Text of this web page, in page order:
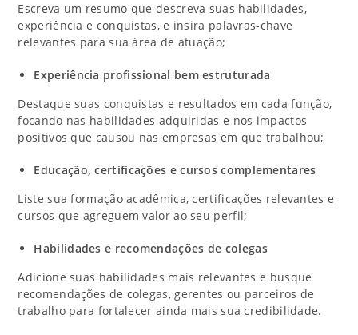
Escreva um resumo que descreva suas habilidades,
experiência e conquistas, e insira palavras-chave
relevantes para sua área de atuação;
Experiência profissional bem estruturada
Destaque suas conquistas e resultados em cada função,
focando nas habilidades adquiridas e nos impactos
positivos que causou nas empresas em que trabalhou;
Educação, certificações e cursos complementares
Liste sua formação acadêmica, certificações relevantes e
cursos que agreguem valor ao seu perfil;
Habilidades e recomendações de colegas
Adicione suas habilidades mais relevantes e busque
recomendações de colegas, gerentes ou parceiros de
trabalho para fortalecer ainda mais sua credibilidade.